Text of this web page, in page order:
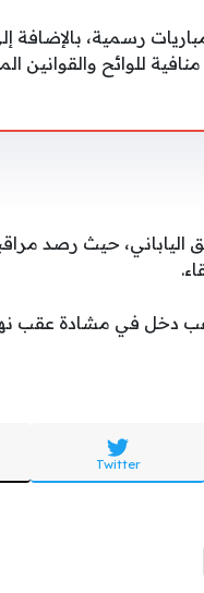
للوائح والقوانين
الياباني، حيث رصد
دخل في مشادة عقب
Twitter